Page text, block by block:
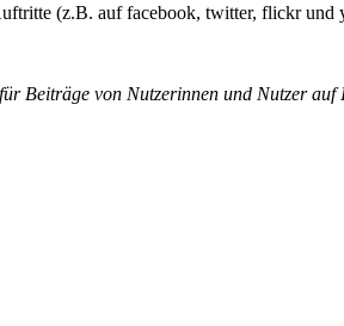
(z.B. auf facebook, twitter, flickr
für Beiträge von Nutzerinnen und Nutzer